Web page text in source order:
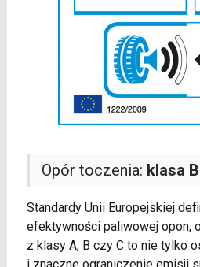
Opór toczenia: klasa B
Standardy Unii Europejskiej
efektywności paliwowej opon,
z klasy A, B czy C to nie tylko